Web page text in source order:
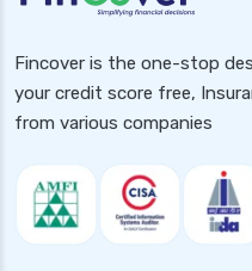
Fincover is the one-stop
your credit score free,
from various companies